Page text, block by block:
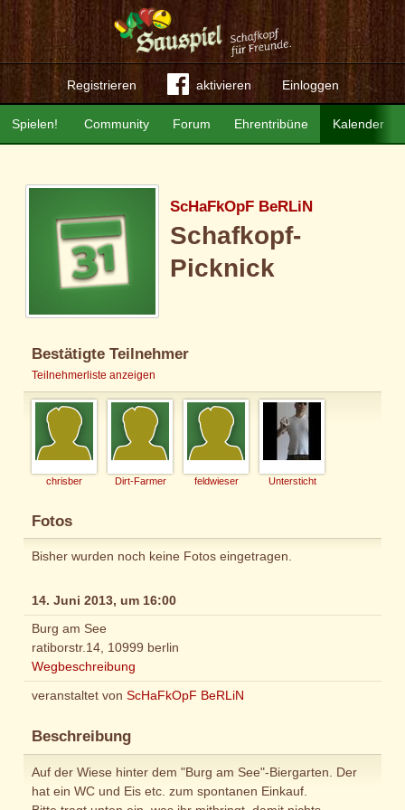
Registrieren aktivieren Einloggen
Community Forum Ehrentribüne Kalender
Spielen!
ScHaFkOpF BeRLiN
Schafkopf-
Picknick
Bestätigte Teilnehmer
Teilnehmerliste anzeigen
chrisber Dirt-Farmer feldwieser Untersticht
Fotos
Bisher wurden noch keine Fotos eingetragen.
14. Juni 2013, um 16:00
Burg am See
ratiborstr.14, 10999 berlin
Wegbeschreibung
veranstaltet von ScHaFkOpF BeRLiN
Beschreibung
Auf der Wiese hinter dem "Burg am See"-Biergarten. Der
hat ein WC und Eis etc. zum spontanen Einkauf.